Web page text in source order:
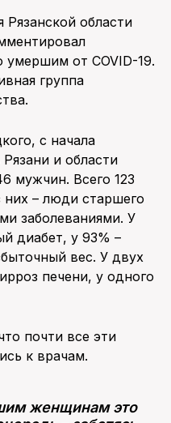
области
умершим от COVID-19.
группа
с начала
и области
мужчин. Всего 123
них – люди старшего
заболеваниями. У
диабет, у 93% –
вес. У двух
печени, у одного
почти все эти
к врачам.
женщинам это